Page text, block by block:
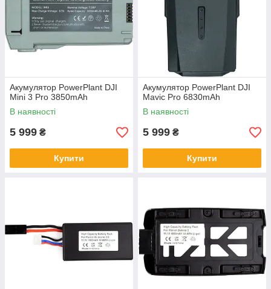
Акумулятор PowerPlant DJI
Mini 3 Pro 3850mAh
В наявності
5 999 ₴
Купити
Акумулятор PowerPlant DJI
Mavic Pro 6830mAh
В наявності
5 999 ₴
Купити